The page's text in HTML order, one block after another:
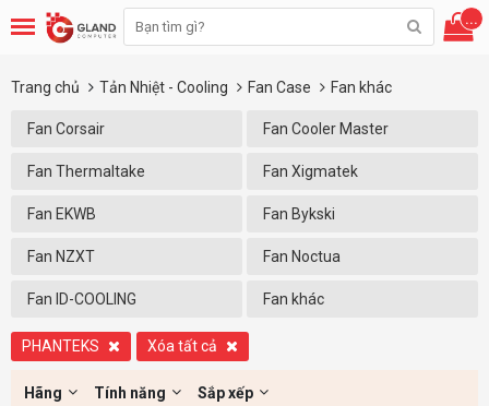
...
Trang chủ Tản Nhiệt - Cooling Fan Case Fan khác
Fan Corsair Fan Cooler Master
Fan Thermaltake Fan Xigmatek
Fan EKWB Fan Bykski
Fan NZXT Fan Noctua
Fan ID-COOLING Fan khác
PHANTEKS Xóa tất cả
Hãng Tính năng Sắp xếp